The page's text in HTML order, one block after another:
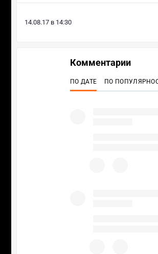
14.08.17 в 14:30
Комментарии
ПО ДАТЕ ПО